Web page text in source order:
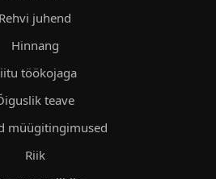
Rehvi juhend
Hinnang
töökojaga
teave
müügitingimused
Riik